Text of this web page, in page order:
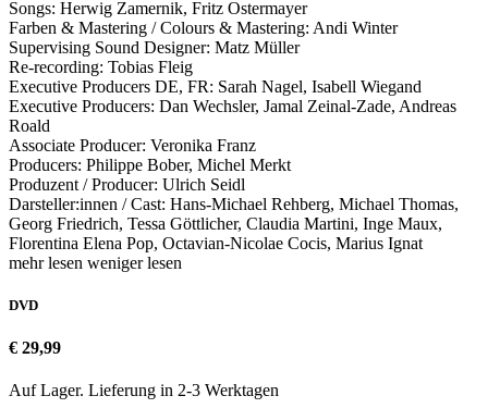
Songs: Herwig Zamernik, Fritz Ostermayer
Farben & Mastering / Colours & Mastering: Andi Winter
Supervising Sound Designer: Matz Müller
Re-recording: Tobias Fleig
Executive Producers DE, FR: Sarah Nagel, Isabell Wiegand
Executive Producers: Dan Wechsler, Jamal Zeinal-Zade, Andreas
Roald
Associate Producer: Veronika Franz
Producers: Philippe Bober, Michel Merkt
Produzent / Producer: Ulrich Seidl
Darsteller:innen / Cast: Hans-Michael Rehberg, Michael Thomas,
Georg Friedrich, Tessa Göttlicher, Claudia Martini, Inge Maux,
Florentina Elena Pop, Octavian-Nicolae Cocis, Marius Ignat
mehr lesen weniger lesen
DVD
€ 29,99
Auf Lager. Lieferung in 2-3 Werktagen